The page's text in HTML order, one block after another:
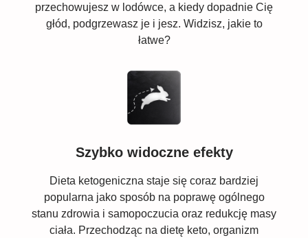
przechowujesz w lodówce, a kiedy dopadnie Cię
głód, podgrzewasz je i jesz. Widzisz, jakie to
łatwe?
Szybko widoczne efekty
Dieta ketogeniczna staje się coraz bardziej
popularna jako sposób na poprawę ogólnego
stanu zdrowia i samopoczucia oraz redukcję masy
ciała. Przechodząc na dietę keto, organizm